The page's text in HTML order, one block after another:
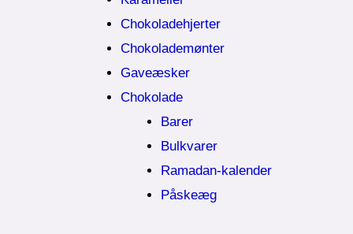
Chokoladehjerter
Chokolademønter
Gaveæsker
Chokolade
Barer
Bulkvarer
Ramadan-kalender
Påskeæg